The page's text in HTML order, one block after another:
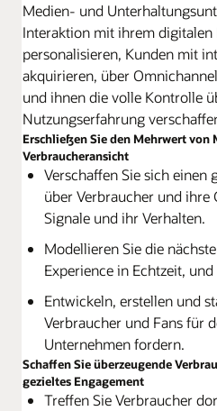
Medien- und
Interaktion mit ihrem
personalisieren, Kunden mit
akquirieren, über
und ihnen die volle Kontrolle
Nutzungserfahrung
Erschließen Sie den Mehrwert
Verbraucheransicht
Verschaffen Sie sich einen
über Verbraucher und ihre
Signale und ihr Verhalten.
Modellieren Sie die
Experience in Echtzeit,
Entwickeln, erstellen und
Verbraucher und Fans für
Unternehmen fordern.
Schaffen Sie überzeugende
gezieltes Engagement
Treffen Sie Verbraucher